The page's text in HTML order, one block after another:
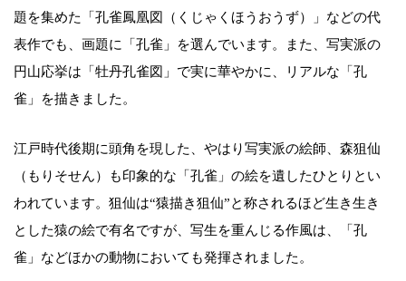
題を集めた「孔雀鳳凰図（くじゃくほうおうず）」などの代
表作でも、画題に「孔雀」を選んでいます。また、写実派の
円山応挙は「牡丹孔雀図」で実に華やかに、リアルな「孔
雀」を描きました。
江戸時代後期に頭角を現した、やはり写実派の絵師、森狙仙
（もりそせん）も印象的な「孔雀」の絵を遺したひとりとい
われています。狙仙は“猿描き狙仙”と称されるほど生き生き
とした猿の絵で有名ですが、写生を重んじる作風は、「孔
雀」などほかの動物においても発揮されました。